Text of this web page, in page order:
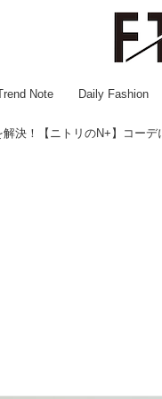
Note Daily Fashion